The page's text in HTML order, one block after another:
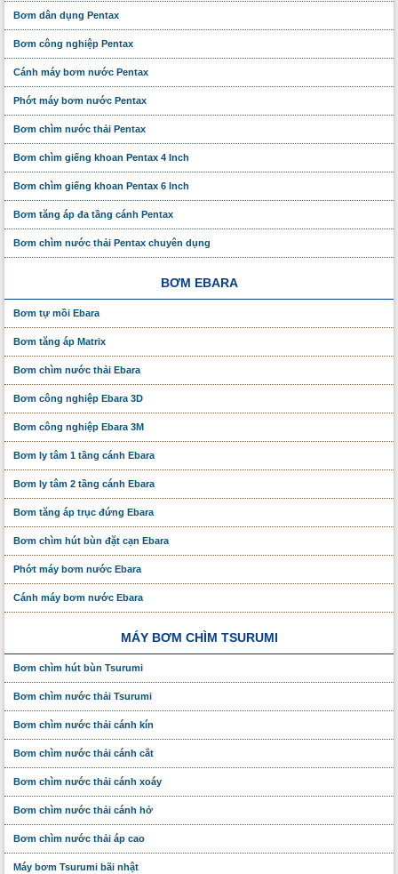
Bơm dân dụng Pentax
Bơm công nghiệp Pentax
Cánh máy bơm nước Pentax
Phớt máy bơm nước Pentax
Bơm chìm nước thải Pentax
Bơm chìm giếng khoan Pentax 4 Inch
Bơm chìm giếng khoan Pentax 6 Inch
Bơm tăng áp đa tầng cánh Pentax
Bơm chìm nước thải Pentax chuyên dụng
BƠM EBARA
Bơm tự mồi Ebara
Bơm tăng áp Matrix
Bơm chìm nước thải Ebara
Bơm công nghiệp Ebara 3D
Bơm công nghiệp Ebara 3M
Bơm ly tâm 1 tầng cánh Ebara
Bơm ly tâm 2 tầng cánh Ebara
Bơm tăng áp trục đứng Ebara
Bơm chìm hút bùn đặt cạn Ebara
Phớt máy bơm nước Ebara
Cánh máy bơm nước Ebara
MÁY BƠM CHÌM TSURUMI
Bơm chìm hút bùn Tsurumi
Bơm chìm nước thải Tsurumi
Bơm chìm nước thải cánh kín
Bơm chìm nước thải cánh cắt
Bơm chìm nước thải cánh xoáy
Bơm chìm nước thải cánh hở
Bơm chìm nước thải áp cao
Máy bơm Tsurumi bãi nhật